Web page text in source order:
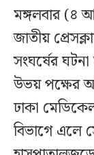
মঙ্গলবার (৪
জাতীয়
সংঘর্ষের
উভয় পক্ষের
ঢাকা
বিভাগে এলে